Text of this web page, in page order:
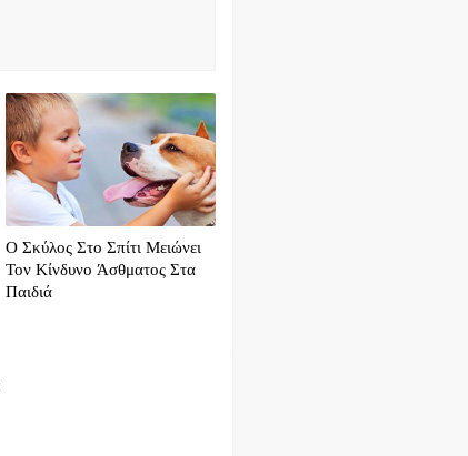
Ο Σκύλος Στο Σπίτι Μειώνει
Τον Κίνδυνο Άσθματος Στα
Παιδιά